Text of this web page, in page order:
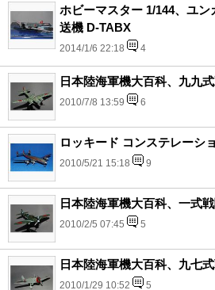
ホビーマスター 1/144、ユ
送機 D-TABX
2014/1/6 22:18 4
日本陸海軍機大百科、九九
2010/7/8 13:59 6
ロッキード コンステレーショ
2010/5/21 15:18 9
日本陸海軍機大百科、一式
2010/2/5 07:45 5
日本陸海軍機大百科、九七
2010/1/29 10:52 5